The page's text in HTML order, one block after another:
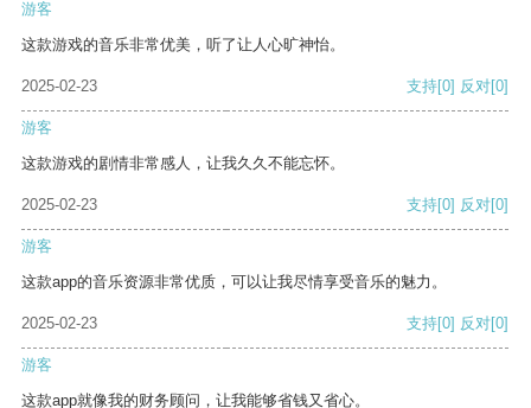
游客
这款游戏的音乐非常优美，听了让人心旷神怡。
2025-02-23 支持[0] 反对[0]
游客
这款游戏的剧情非常感人，让我久久不能忘怀。
2025-02-23 支持[0] 反对[0]
游客
这款app的音乐资源非常优质，可以让我尽情享受音乐的魅力。
2025-02-23 支持[0] 反对[0]
游客
这款app就像我的财务顾问，让我能够省钱又省心。